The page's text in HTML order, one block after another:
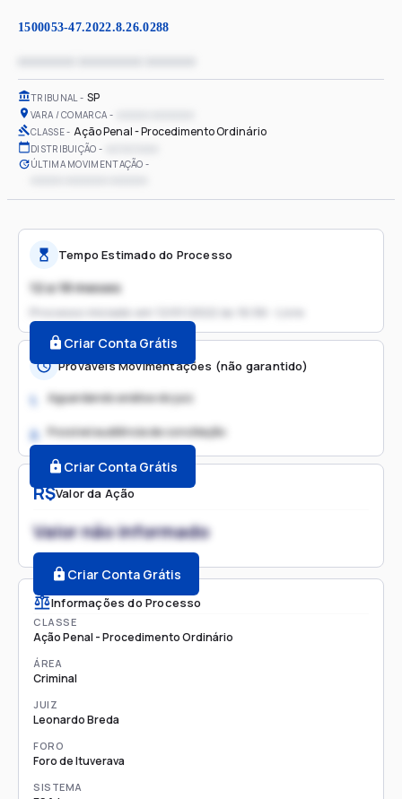
1500053-47.2022.8.26.0288
TRIBUNAL SP
VARA / COMARCA
CLASSE Ação Penal - Procedimento Ordinário
DISTRIBUIÇÃO
ÚLTIMA MOVIMENTAÇÃO
R$Valor da Ação
Valor não informado
Criar Conta Grátis
Informações do Processo
CLASSE
Ação Penal - Procedimento Ordinário
ÁREA
Criminal
JUIZ
Leonardo Breda
FORO
Foro de Ituverava
SISTEMA
Tempo Estimado do Processo
12 a 18 meses
Processo iniciado em 12/01/2022 às 16:56 - Livre
Criar Conta Grátis
Prováveis Movimentações (não garantido)
1. Aguardando análise do juiz
2. Possível audiência de conciliação
Criar Conta Grátis